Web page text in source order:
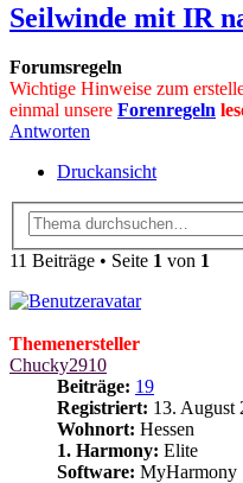
Seilwinde mit IR
Forumsregeln
Wichtige Hinweise zum
einmal unsere Forenregeln
Antworten
Druckansicht
11 Beiträge • Seite 1 von 1
Themenersteller
Chucky2910
Beiträge: 19
Registriert: 13. August
Wohnort: Hessen
1. Harmony: Elite
Software: MyHarmony